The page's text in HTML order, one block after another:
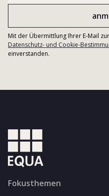
Mit der Übermittlung Ihrer E-Mail
Datenschutz- und Cookie-
einverstanden.
Fokusthemen